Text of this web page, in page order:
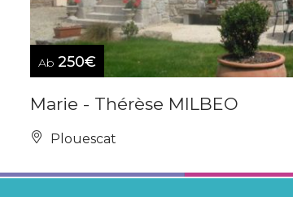
Ab 250€
Marie - Thérèse MILBEO
Plouescat